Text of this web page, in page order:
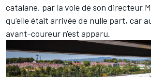
catalane, par la voie de son directeur
qu'elle était arrivée de nulle part, car
avant-coureur n'est apparu.